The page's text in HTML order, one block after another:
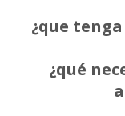
¿que
¿qué